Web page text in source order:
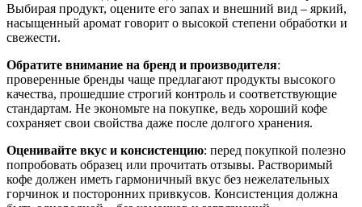
Выбирая продукт, оцените его запах и внешний вид – яркий,
насыщенный аромат говорит о высокой степени обработки и
свежести.
Обратите внимание на бренд и производителя:
проверенные бренды чаще предлагают продукты высокого
качества, прошедшие строгий контроль и соответствующие
стандартам. Не экономьте на покупке, ведь хороший кофе
сохраняет свои свойства даже после долгого хранения.
Оценивайте вкус и консистенцию: перед покупкой полезно
попробовать образец или прочитать отзывы. Растворимый
кофе должен иметь гармоничный вкус без нежелательных
горчинок и посторонних привкусов. Консистенция должна